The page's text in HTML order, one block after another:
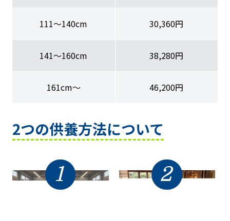
111〜140cm 30,360円
141〜160cm 38,280円
161cm〜 46,200円
2つの供養方法について
1 2